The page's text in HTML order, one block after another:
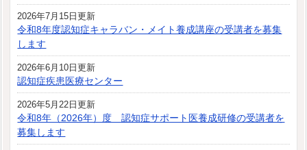
2026年7月15日更新
令和8年度認知症キャラバン・メイト養成講座の受講者を募集
します
2026年6月10日更新
認知症疾患医療センター
2026年5月22日更新
令和8年（2026年）度 認知症サポート医養成研修の受講者を
募集します